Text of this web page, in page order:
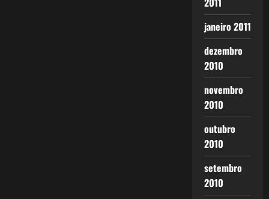
janeiro 2011
dezembro
2010
novembro
2010
outubro
2010
setembro
2010